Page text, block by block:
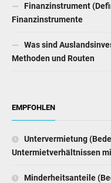
Finanzinstrument
Finanzinstrumente
Was sind
Methoden und Routen
EMPFOHLEN
Untervermietung
Untermietverhältnissen
Minderheitsanteile